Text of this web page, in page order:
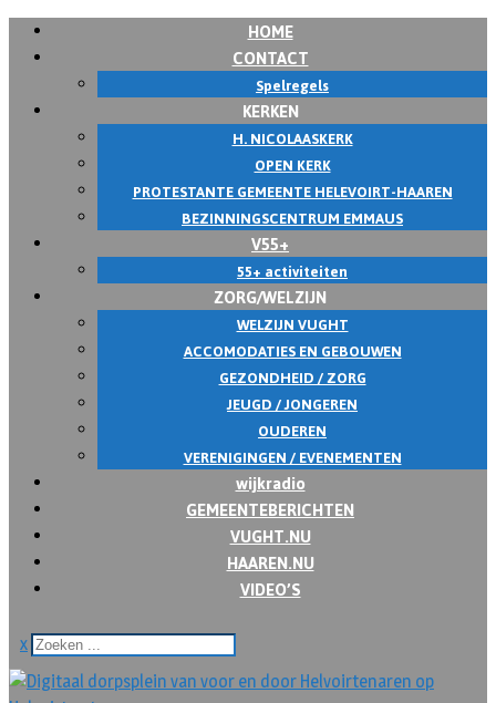
HOME
CONTACT
Spelregels
KERKEN
H. NICOLAASKERK
OPEN KERK
PROTESTANTE GEMEENTE HELEVOIRT-HAAREN
BEZINNINGSCENTRUM EMMAUS
V55+
55+ activiteiten
ZORG/WELZIJN
WELZIJN VUGHT
ACCOMODATIES EN GEBOUWEN
GEZONDHEID / ZORG
JEUGD / JONGEREN
OUDEREN
VERENIGINGEN / EVENEMENTEN
wijkradio
GEMEENTEBERICHTEN
VUGHT.NU
HAAREN.NU
VIDEO’S
x